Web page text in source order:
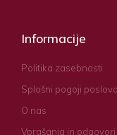
Informacije
Politika zasebnosti
Splošni pogoji
O nas
Vprašanja in odgovori